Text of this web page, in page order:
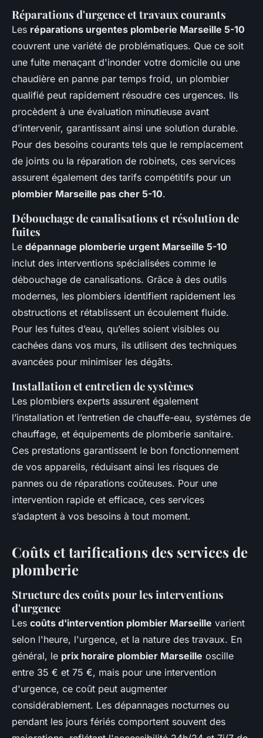
Réparations d'urgence et travaux courants
Les réparations urgentes plomberie Marseille 5-10
couvrent une variété de problématiques. Que ce soit
une fuite menaçant d'inonder votre domicile ou une
chaudière en panne par temps froid, un plombier
qualifié peut rapidement résoudre ces urgences. Ils
procèdent à une évaluation minutieuse avant
d’intervenir, garantissant ainsi une solution durable.
Pour des besoins courants tels que le remplacement
de joints ou la réparation de robinets, ces services
assurent également des tarifs compétitifs pour un
plombier Marseille pas cher 5-10.
Débouchage de canalisations et résolution de
fuites
Le dépannage plomberie urgent Marseille 5-10
inclut des interventions spécialisées comme le
débouchage de canalisations. Grâce à des outils
modernes, les plombiers identifient rapidement les
obstructions et rétablissent un écoulement fluide.
Pour les fuites d’eau, qu’elles soient visibles ou
cachées dans vos murs, ils utilisent des techniques
avancées pour minimiser les dégâts.
Installation et entretien de systèmes
Les plombiers experts assurent également
l’installation et l’entretien de chauffe-eau, systèmes de
chauffage, et équipements de plomberie sanitaire.
Ces prestations garantissent le bon fonctionnement
de vos appareils, réduisant ainsi les risques de
pannes ou de réparations coûteuses. Pour une
intervention rapide et efficace, ces services
s’adaptent à vos besoins à tout moment.
Coûts et tarifications des services de
plomberie
Structure des coûts pour les interventions
d'urgence
Les coûts d'intervention plombier Marseille varient
selon l'heure, l'urgence, et la nature des travaux. En
général, le prix horaire plombier Marseille oscille
entre 35 € et 75 €, mais pour une intervention
d'urgence, ce coût peut augmenter
considérablement. Les dépannages nocturnes ou
pendant les jours fériés comportent souvent des